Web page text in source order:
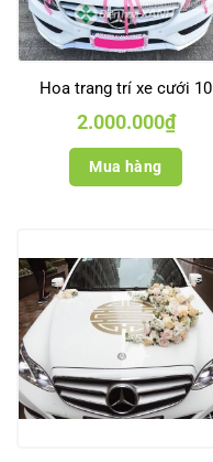
Hoa trang trí xe cưới 10
2.000.000₫
Mua hàng